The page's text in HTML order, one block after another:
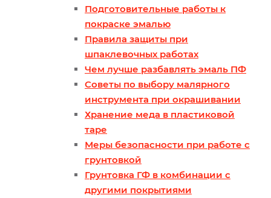
Подготовительные работы к
покраске эмалью
Правила защиты при
шпаклевочных работах
Чем лучше разбавлять эмаль ПФ
Советы по выбору малярного
инструмента при окрашивании
Хранение меда в пластиковой
таре
Меры безопасности при работе с
грунтовкой
Грунтовка ГФ в комбинации с
другими покрытиями